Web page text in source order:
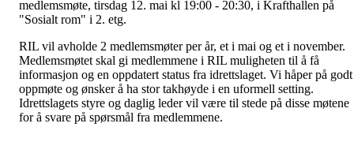
medlemsmøte, tirsdag 12. mai kl 19:00 - 20:30, i Krafthallen på
"Sosialt rom" i 2. etg.
RIL vil avholde 2 medlemsmøter per år, et i mai og et i november.
Medlemsmøtet skal gi medlemmene i RIL muligheten til å få
informasjon og en oppdatert status fra idrettslaget. Vi håper på godt
oppmøte og ønsker å ha stor takhøyde i en uformell setting.
Idrettslagets styre og daglig leder vil være til stede på disse møtene
for å svare på spørsmål fra medlemmene.